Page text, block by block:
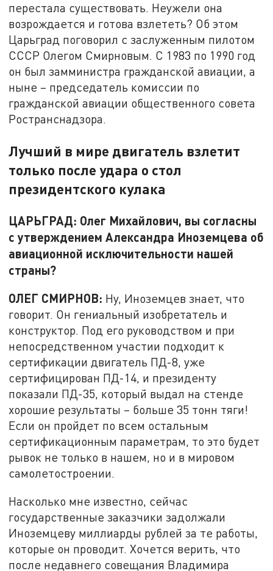
перестала существовать. Неужели она
возрождается и готова взлететь? Об этом
Царьград поговорил с заслуженным пилотом
СССР Олегом Смирновым. С 1983 по 1990 год
он был замминистра гражданской авиации, а
ныне – председатель комиссии по
гражданской авиации общественного совета
Ространснадзора.
Лучший в мире двигатель взлетит
только после удара о стол
президентского кулака
ЦАРЬГРАД: Олег Михайлович, вы согласны
с утверждением Александра Иноземцева об
авиационной исключительности нашей
страны?
ОЛЕГ СМИРНОВ: Ну, Иноземцев знает, что
говорит. Он гениальный изобретатель и
конструктор. Под его руководством и при
непосредственном участии подходит к
сертификации двигатель ПД-8, уже
сертифицирован ПД-14, и президенту
показали ПД-35, который выдал на стенде
хорошие результаты – больше 35 тонн тяги!
Если он пройдет по всем остальным
сертификационным параметрам, то это будет
рывок не только в нашем, но и в мировом
самолетостроении.
Насколько мне известно, сейчас
государственные заказчики задолжали
Иноземцеву миллиарды рублей за те работы,
которые он проводит. Хочется верить, что
после недавнего совещания Владимира